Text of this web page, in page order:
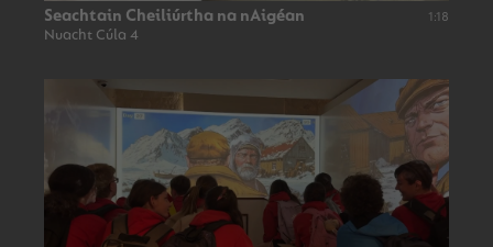
Seachtain Cheiliúrtha na nAigéan
Nuacht Cúla 4
1:18